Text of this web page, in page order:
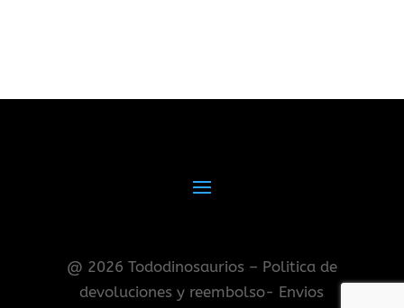
@ 2026 Tododinosaurios – Politica de
devoluciones y reembolso- Envios